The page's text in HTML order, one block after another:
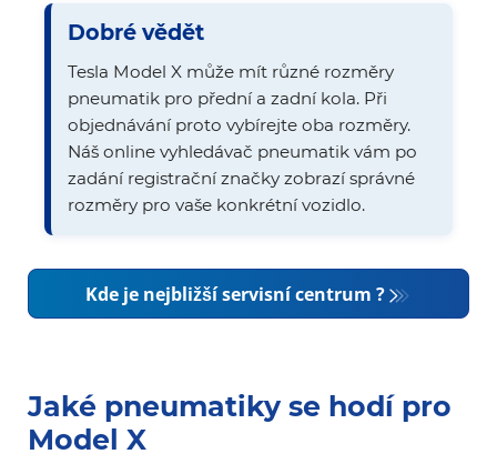
Dobré vědět
Tesla Model X může mít různé rozměry
pneumatik pro přední a zadní kola. Při
objednávání proto vybírejte oba rozměry.
Náš online vyhledávač pneumatik vám po
zadání registrační značky zobrazí správné
rozměry pro vaše konkrétní vozidlo.
Kde je nejbližší servisní centrum ?
Jaké pneumatiky se hodí pro
Model X